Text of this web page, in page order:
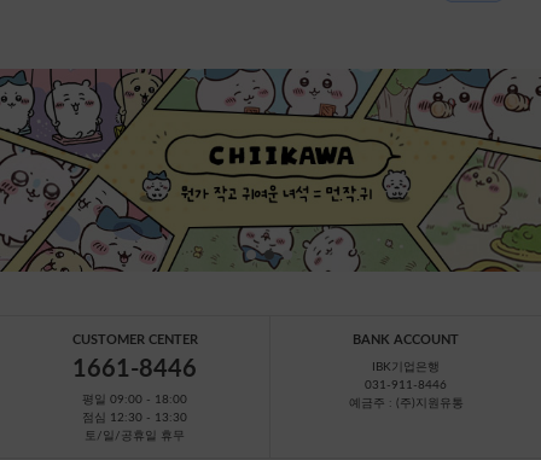
CUSTOMER CENTER
1661-8446
평일 09:00 - 18:00
점심 12:30 - 13:30
토/일/공휴일 휴무
BANK ACCOUNT
IBK기업은행
031-911-8446
예금주 : (주)지원유통